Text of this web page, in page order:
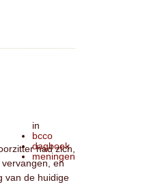
in
bcco
dagboek
meningen
had zich,
en
van de huidige